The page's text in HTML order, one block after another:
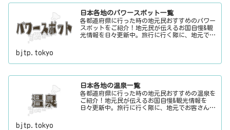
日本各地のパワースポット一覧
各都道府県に行った時の地元民おすすめのパワー
スポットをご紹介！地元民が伝えるお国自慢&観
光情報を日々更新中。旅行に行く際に、地元でお
bjtp.tokyo
日本各地の温泉一覧
各都道府県に行った時の地元民おすすめの温泉を
ご紹介！地元民が伝えるお国自慢&観光情報を
日々更新中。旅行に行く際に、地元でお客さんを
bjtp.tokyo